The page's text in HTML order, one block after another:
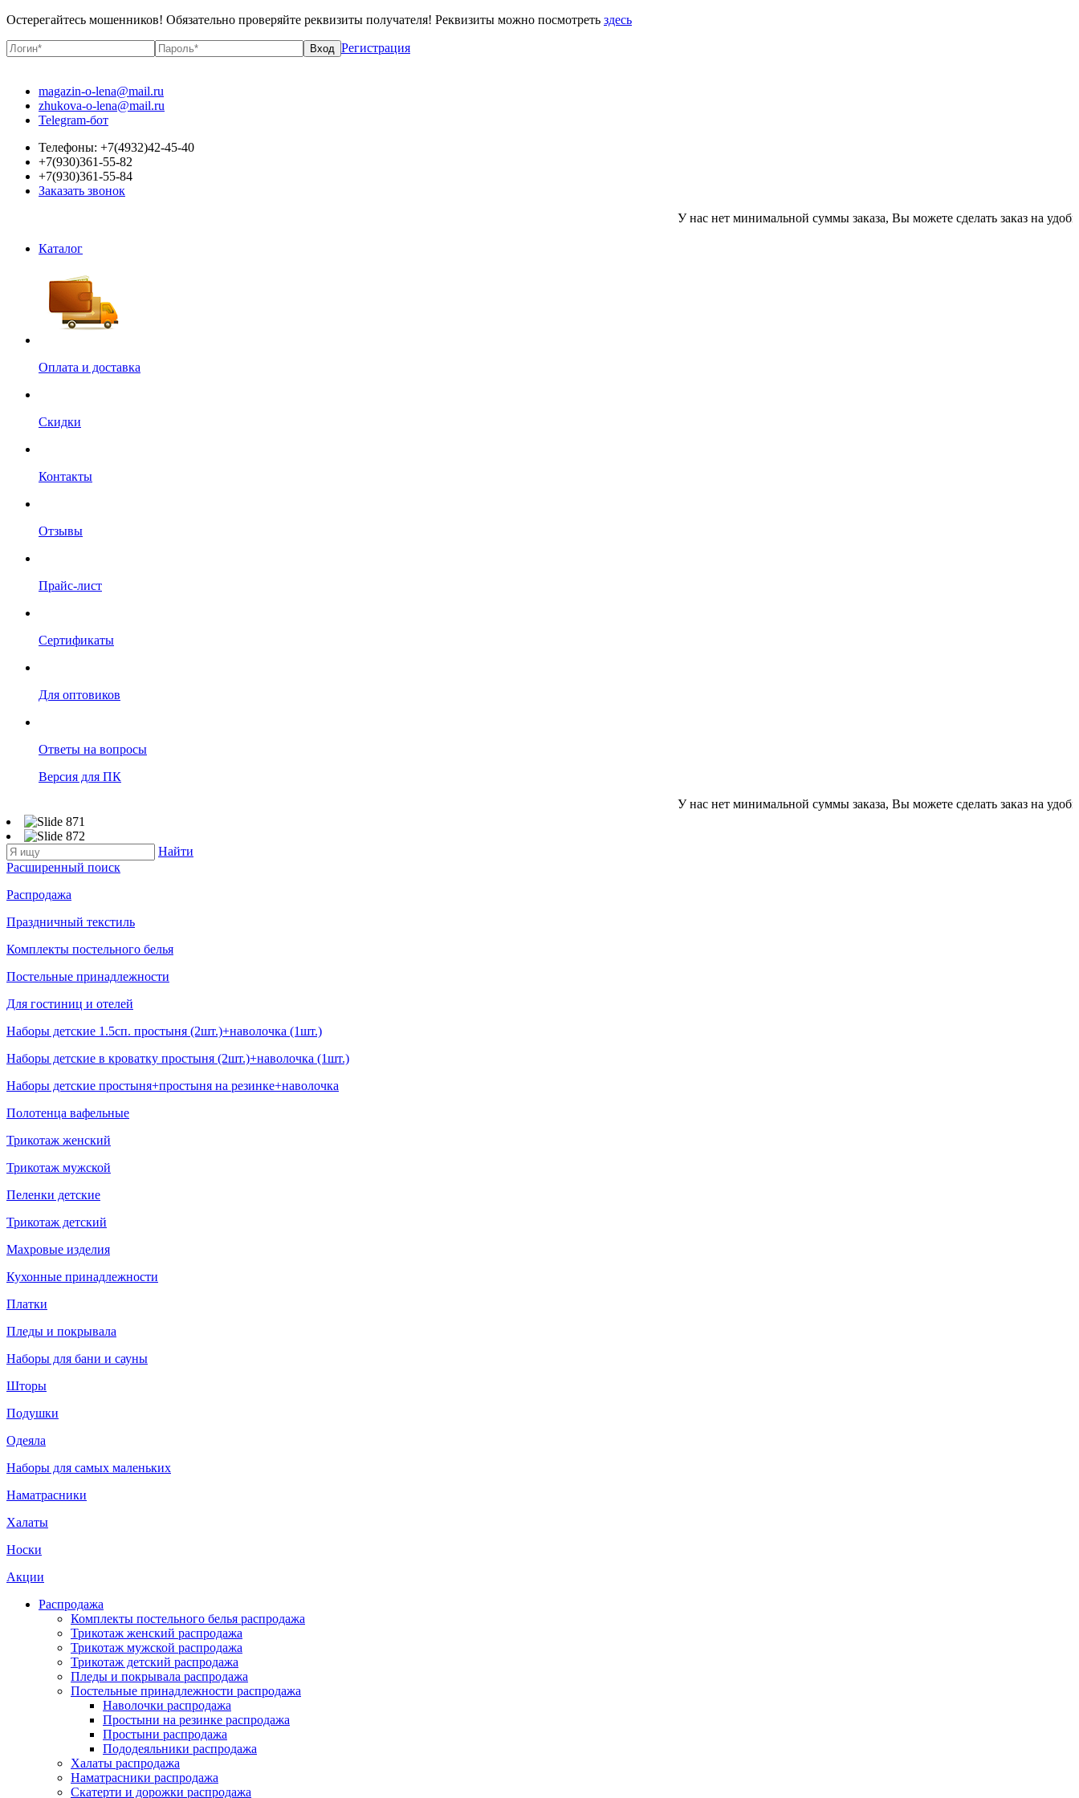
Остерегайтесь мошенников! Обязательно проверяйте реквизиты получателя! Реквизиты можно посмотреть здесь
Регистрация
magazin-o-lena@mail.ru
zhukova-o-lena@mail.ru
Telegram-бот
Телефоны: +7(4932)42-45-40
+7(930)361-55-82
+7(930)361-55-84
Заказать звонок
У нас нет минимальной суммы заказа, Вы можете сделать заказ на удобную
Каталог
Оплата и доставка
Скидки
Контакты
Отзывы
Прайс-лист
Сертификаты
Для оптовиков
Ответы на вопросы
Версия для ПК
У нас нет минимальной суммы заказа, Вы можете сделать заказ на удобную
Найти
Расширенный поиск
Распродажа
Праздничный текстиль
Комплекты постельного белья
Постельные принадлежности
Для гостиниц и отелей
Наборы детские 1.5сп. простыня (2шт.)+наволочка (1шт.)
Наборы детские в кроватку простыня (2шт.)+наволочка (1шт.)
Наборы детские простыня+простыня на резинке+наволочка
Полотенца вафельные
Трикотаж женский
Трикотаж мужской
Пеленки детские
Трикотаж детский
Махровые изделия
Кухонные принадлежности
Платки
Пледы и покрывала
Наборы для бани и сауны
Шторы
Подушки
Одеяла
Наборы для самых маленьких
Наматрасники
Халаты
Носки
Акции
Распродажа
Комплекты постельного белья распродажа
Трикотаж женский распродажа
Трикотаж мужской распродажа
Трикотаж детский распродажа
Пледы и покрывала распродажа
Постельные принадлежности распродажа
Наволочки распродажа
Простыни на резинке распродажа
Простыни распродажа
Пододеяльники распродажа
Халаты распродажа
Наматрасники распродажа
Скатерти и дорожки распродажа